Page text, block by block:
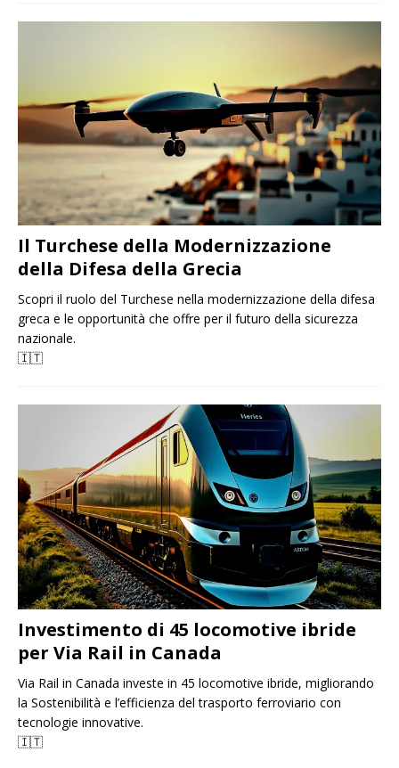
Il Turchese della Modernizzazione
della Difesa della Grecia
Scopri il ruolo del Turchese nella modernizzazione della difesa
greca e le opportunità che offre per il futuro della sicurezza
nazionale.
🇮🇹
Investimento di 45 locomotive ibride
per Via Rail in Canada
Via Rail in Canada investe in 45 locomotive ibride, migliorando
la Sostenibilità e l’efficienza del trasporto ferroviario con
tecnologie innovative.
🇮🇹